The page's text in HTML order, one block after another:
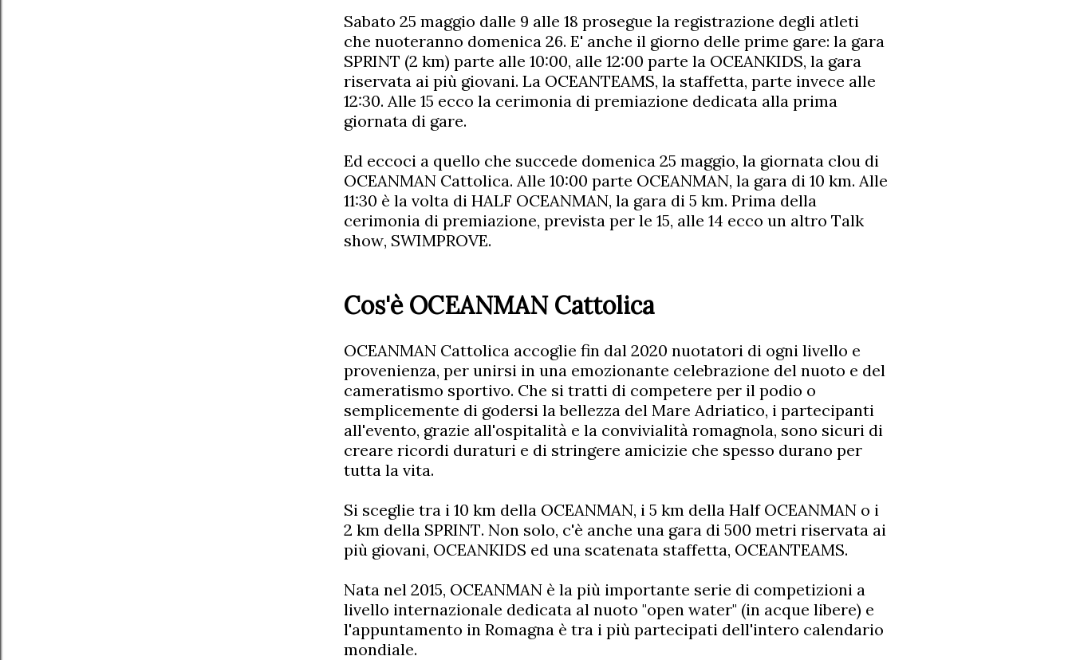
Sabato 25 maggio dalle 9 alle 18 prosegue la registrazione degli atleti
che nuoteranno domenica 26. E' anche il giorno delle prime gare: la gara
SPRINT (2 km) parte alle 10:00, alle 12:00 parte la OCEANKIDS, la gara
riservata ai più giovani. La OCEANTEAMS, la staffetta, parte invece alle
12:30. Alle 15 ecco la cerimonia di premiazione dedicata alla prima
giornata di gare.
Ed eccoci a quello che succede domenica 25 maggio, la giornata clou di
OCEANMAN Cattolica. Alle 10:00 parte OCEANMAN, la gara di 10 km. Alle
11:30 è la volta di HALF OCEANMAN, la gara di 5 km. Prima della
cerimonia di premiazione, prevista per le 15, alle 14 ecco un altro Talk
show, SWIMPROVE.
Cos'è OCEANMAN Cattolica
OCEANMAN Cattolica accoglie fin dal 2020 nuotatori di ogni livello e
provenienza, per unirsi in una emozionante celebrazione del nuoto e del
cameratismo sportivo. Che si tratti di competere per il podio o
semplicemente di godersi la bellezza del Mare Adriatico, i partecipanti
all'evento, grazie all'ospitalità e la convivialità romagnola, sono sicuri di
creare ricordi duraturi e di stringere amicizie che spesso durano per
tutta la vita.
Si sceglie tra i 10 km della OCEANMAN, i 5 km della Half OCEANMAN o i
2 km della SPRINT. Non solo, c'è anche una gara di 500 metri riservata ai
più giovani, OCEANKIDS ed una scatenata staffetta, OCEANTEAMS.
Nata nel 2015, OCEANMAN è la più importante serie di competizioni a
livello internazionale dedicata al nuoto "open water" (in acque libere) e
l'appuntamento in Romagna è tra i più partecipati dell'intero calendario
mondiale.